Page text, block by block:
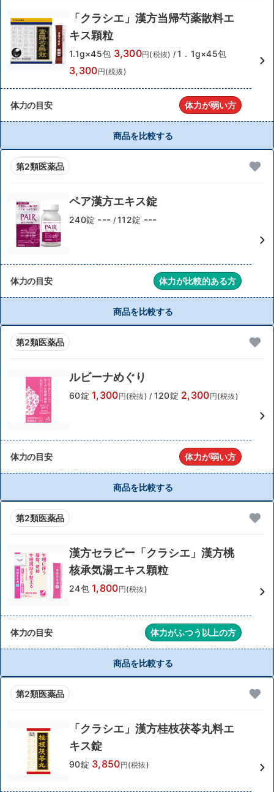
「クラシエ」漢方当帰芍薬散料エ
キス顆粒
1.1g×45包 3,300円(税抜) / 1．1g×45包
3,300円(税抜)
体力の目安 体力が弱い方
商品を比較する
第2類医薬品
ペア漢方エキス錠
240錠 --- / 112錠 ---
体力の目安 体力が比較的ある方
商品を比較する
第2類医薬品
ルビーナめぐり
60錠 1,300円(税抜) / 120錠 2,300円(税抜)
体力の目安 体力が弱い方
商品を比較する
第2類医薬品
漢方セラピー「クラシエ」漢方桃
核承気湯エキス顆粒
24包 1,800円(税抜)
体力の目安 体力がふつう以上の方
商品を比較する
第2類医薬品
「クラシエ」漢方桂枝茯苓丸料エ
キス錠
90錠 3,850円(税抜)